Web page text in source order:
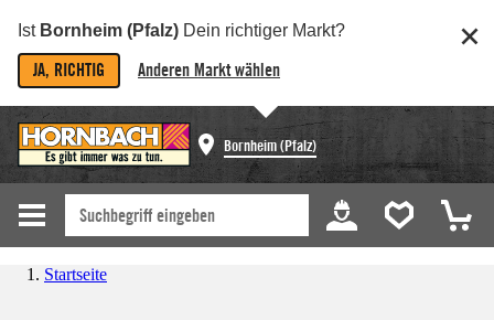
Ist Bornheim (Pfalz) Dein richtiger Markt?
JA, RICHTIG Anderen Markt wählen
Bornheim (Pfalz)
Startseite